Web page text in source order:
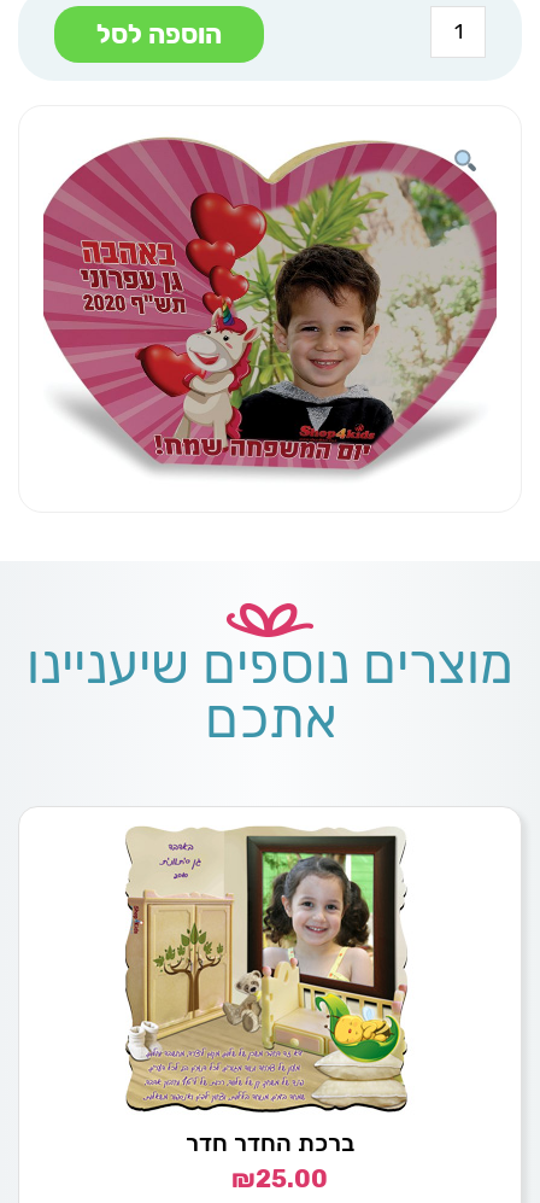
כמות
של
בלוק
חד
קרן
הוספה לסל
מוצרים נוספים שיעניינו
אתכם
ברכת החדר חדר
₪25.00